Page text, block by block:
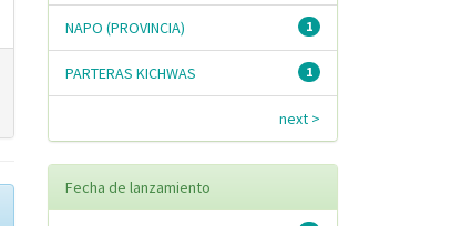
1
NAPO (PROVINCIA)
1
PARTERAS KICHWAS
next >
Fecha de lanzamiento